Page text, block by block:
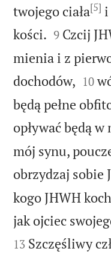
twojego ciała[5] i
kości. 

9 Czcij
mienia i z
dochodów, 

10
będą pełne
opływać będą w
mój synu,
obrzydzaj sobie
kogo JHWH
jak ojciec
13 Szczęśliwy